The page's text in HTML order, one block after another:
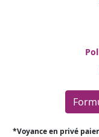
*Voyance en privé